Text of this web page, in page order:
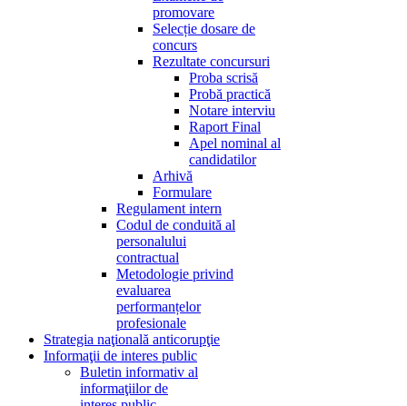
promovare
Selecție dosare de
concurs
Rezultate concursuri
Proba scrisă
Probă practică
Notare interviu
Raport Final
Apel nominal al
candidatilor
Arhivă
Formulare
Regulament intern
Codul de conduită al
personalului
contractual
Metodologie privind
evaluarea
performanțelor
profesionale
Strategia naţională anticorupţie
Informaţii de interes public
Buletin informativ al
informaţiilor de